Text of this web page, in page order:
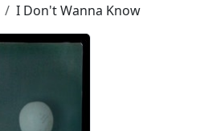
I Don't Wanna Know